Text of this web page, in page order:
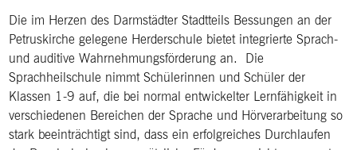
Die im Herzen des Darmstädter Stadtteils Bessungen an der
Petruskirche gelegene Herderschule bietet integrierte Sprach-
und auditive Wahrnehmungsförderung an. Die
Sprachheilschule nimmt Schülerinnen und Schüler der
Klassen 1-9 auf, die bei normal entwickelter Lernfähigkeit in
verschiedenen Bereichen der Sprache und Hörverarbeitung so
stark beeinträchtigt sind, dass ein erfolgreiches Durchlaufen